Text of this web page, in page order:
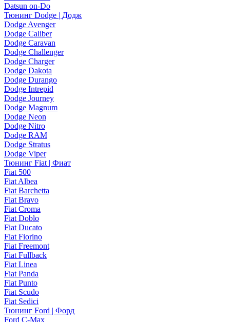
Datsun on-Do
Тюнинг Dodge | Додж
Dodge Avenger
Dodge Caliber
Dodge Caravan
Dodge Challenger
Dodge Charger
Dodge Dakota
Dodge Durango
Dodge Intrepid
Dodge Journey
Dodge Magnum
Dodge Neon
Dodge Nitro
Dodge RAM
Dodge Stratus
Dodge Viper
Тюнинг Fiat | Фиат
Fiat 500
Fiat Albea
Fiat Barchetta
Fiat Bravo
Fiat Croma
Fiat Doblo
Fiat Ducato
Fiat Fiorino
Fiat Freemont
Fiat Fullback
Fiat Linea
Fiat Panda
Fiat Punto
Fiat Scudo
Fiat Sedici
Тюнинг Ford | Форд
Ford C-Max